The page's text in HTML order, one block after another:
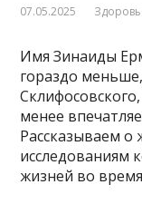
07.05.2025
Имя Зинаиды
гораздо
менее
Рассказываем о
исследованиям
жизней во